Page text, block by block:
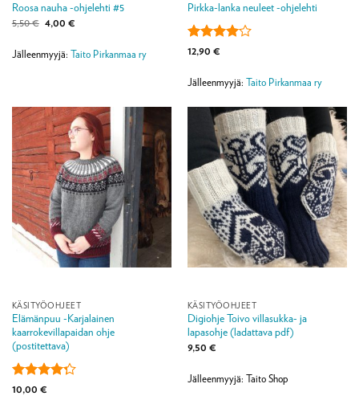
Roosa nauha -ohjelehti #5
5,50€ Alkuperäinen
hinta
5,50 €.
4,00 €Nykyinen
4,00 €.
Jälleenmyyjä: Taito Pirkanmaa ry
Pirkka-lanka neuleet -ohjelehti
Arvostelu
4 / 5
12,90 €
Jälleenmyyjä: Taito Pirkanmaa ry
KÄSITYÖOHJEET
Elämänpuu -Karjalainen
kaarrokevillapaidan ohje
(postitettava)
Arvostelu
10,00 €
KÄSITYÖOHJEET
Digiohje Toivo villasukka- ja
lapasohje (ladattava pdf)
9,50 €
Jälleenmyyjä: Taito Shop